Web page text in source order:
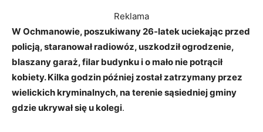
Reklama
W Ochmanowie, poszukiwany 26-latek uciekając przed
policją, staranował radiowóz, uszkodził ogrodzenie,
blaszany garaż, filar budynku i o mało nie potrącił
kobiety. Kilka godzin później został zatrzymany przez
wielickich kryminalnych, na terenie sąsiedniejgminy
gdzie ukrywał się u kolegi.